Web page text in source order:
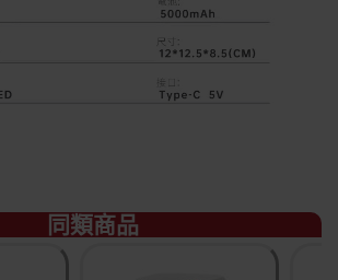
同類商品